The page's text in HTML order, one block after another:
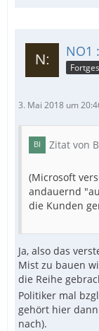
NO1
3. Mai 2018 um
Zitat von
(Microsoft
andauernd
die Kunden
Ja, also das
Mist zu bauen
die Reihe
Politiker mal
gehört hier
nach).